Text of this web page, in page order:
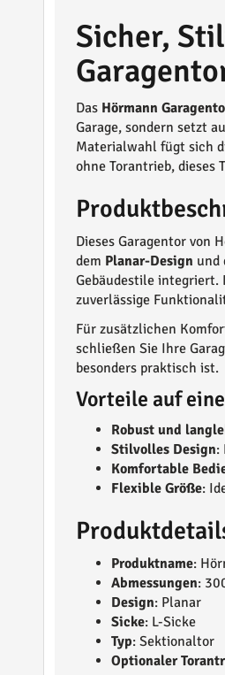
Sicher,
Das Hörmann
Garage, sondern setzt
Materialwahl fügt sich
ohne Torantrieb,
Dieses Garagentor von
dem Planar-Design und
Gebäudestile integriert.
zuverlässige
Für zusätzlichen
schließen Sie Ihre
besonders praktisch ist.
Vorteile auf
Robust und
Stilvolles Design:
Komfortable
Flexible Größe:
Produktname:
Abmessungen:
Design: Planar
Sicke: L-Sicke
Typ: Sektionaltor
Optionaler